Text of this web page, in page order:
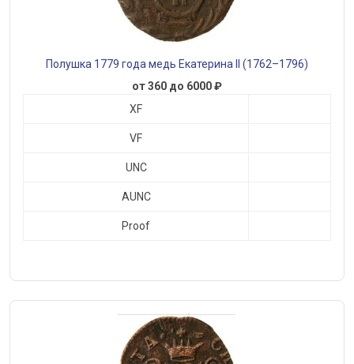
Полушка 1779 года медь Екатерина II (1762–1796)
от 360 до 6000 ₽
XF
VF
UNC
AUNC
Proof